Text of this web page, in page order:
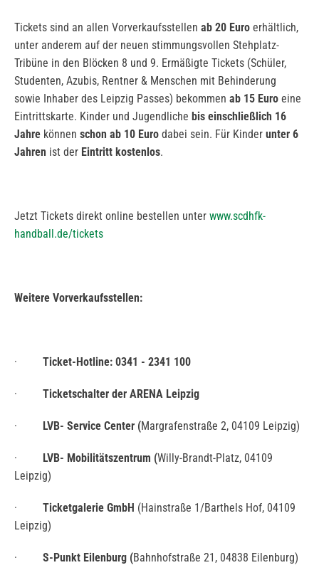
Tickets sind an allen Vorverkaufsstellen ab 20 Euro erhältlich,
unter anderem auf der neuen stimmungsvollen Stehplatz-
Tribüne in den Blöcken 8 und 9. Ermäßigte Tickets (Schüler,
Studenten, Azubis, Rentner & Menschen mit Behinderung
sowie Inhaber des Leipzig Passes) bekommen ab 15 Euro eine
Eintrittskarte. Kinder und Jugendliche bis einschließlich 16
Jahre können schon ab 10 Euro dabei sein. Für Kinder unter 6
Jahren ist der Eintritt kostenlos.
Jetzt Tickets direkt online bestellen unter www.scdhfk-
handball.de/tickets
Weitere Vorverkaufsstellen:
· Ticket-Hotline: 0341 - 2341 100
· Ticketschalter der ARENA Leipzig
· LVB- Service Center (Margrafenstraße 2, 04109 Leipzig)
· LVB- Mobilitätszentrum (Willy-Brandt-Platz, 04109
Leipzig)
· Ticketgalerie GmbH (Hainstraße 1/Barthels Hof, 04109
Leipzig)
· S-Punkt Eilenburg (Bahnhofstraße 21, 04838 Eilenburg)